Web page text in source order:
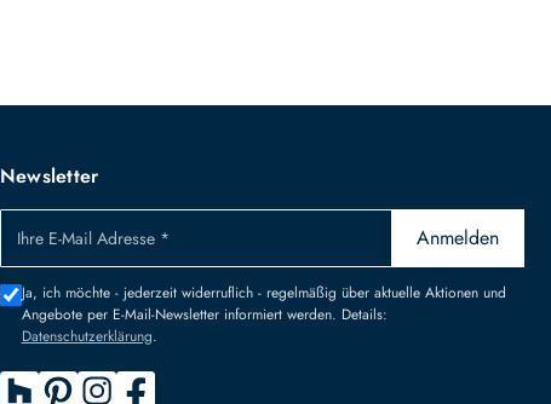
Newsletter
Ihre E-Mail Adresse * Anmelden
Ja, ich möchte - jederzeit widerruflich - regelmäßig über aktuelle Aktionen und
Angebote per E-Mail-Newsletter informiert werden. Details:
Datenschutzerklärung.